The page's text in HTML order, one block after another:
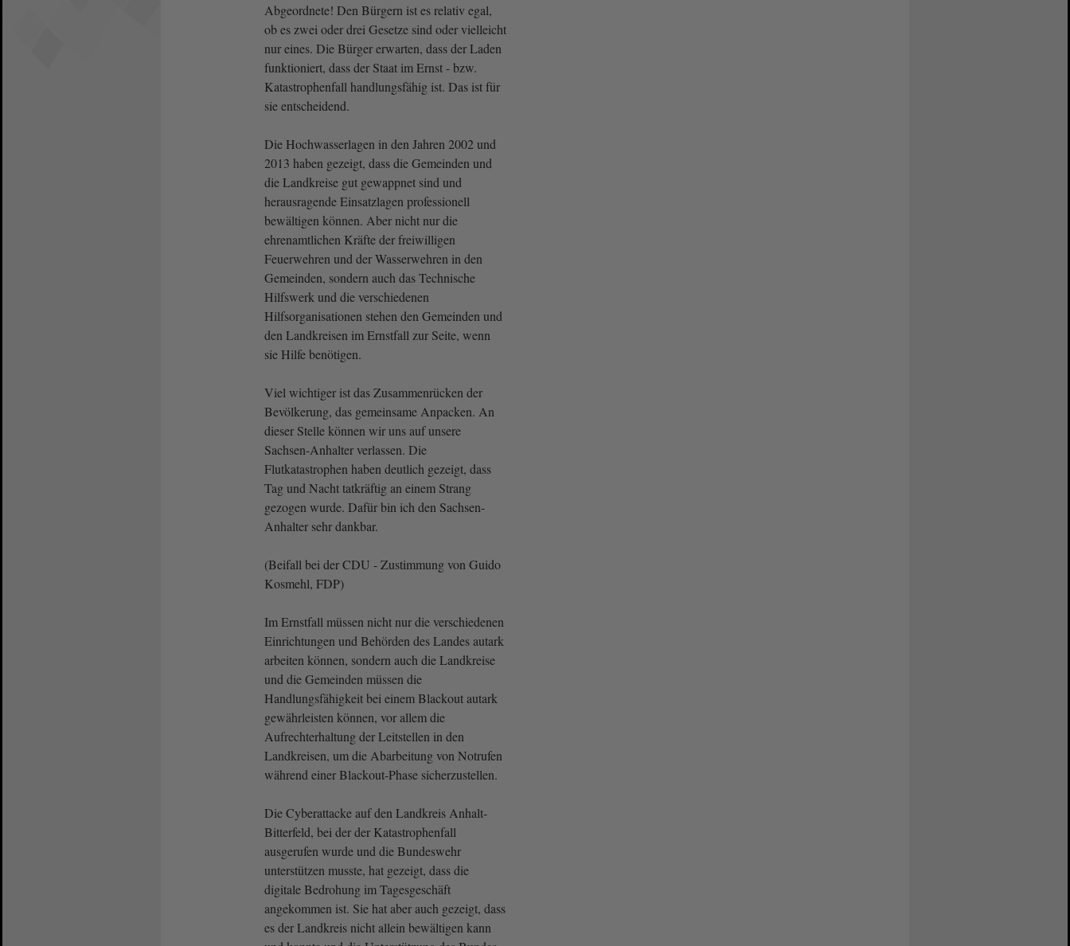
Abgeordnete! Den Bürgern ist es relativ egal,
ob es zwei oder drei Gesetze sind oder vielleicht
nur eines. Die Bürger erwarten, dass der Laden
funktioniert, dass der Staat im Ernst - bzw.
Katastrophenfall handlungsfähig ist. Das ist für
sie entscheidend.
Die Hochwasserlagen in den Jahren 2002 und
2013 haben gezeigt, dass die Gemeinden und
die Landkreise gut gewappnet sind und
herausragende Einsatzlagen professionell
bewältigen können. Aber nicht nur die
ehrenamtlichen Kräfte der freiwilligen
Feuerwehren und der Wasserwehren in den
Gemeinden, sondern auch das Technische
Hilfswerk und die verschiedenen
Hilfsorganisationen stehen den Gemeinden und
den Landkreisen im Ernstfall zur Seite, wenn
sie Hilfe benötigen.
Viel wichtiger ist das Zusammenrücken der
Bevölkerung, das gemeinsame Anpacken. An
dieser Stelle können wir uns auf unsere
Sachsen-Anhalter verlassen. Die
Flutkatastrophen haben deutlich gezeigt, dass
Tag und Nacht tatkräftig an einem Strang
gezogen wurde. Dafür bin ich den Sachsen-
Anhalter sehr dankbar.
(Beifall bei der CDU - Zustimmung von Guido
Kosmehl, FDP)
Im Ernstfall müssen nicht nur die verschiedenen
Einrichtungen und Behörden des Landes autark
arbeiten können, sondern auch die Landkreise
und die Gemeinden müssen die
Handlungsfähigkeit bei einem Blackout autark
gewährleisten können, vor allem die
Aufrechterhaltung der Leitstellen in den
Landkreisen, um die Abarbeitung von Notrufen
während einer Blackout-Phase sicherzustellen.
Die Cyberattacke auf den Landkreis Anhalt-
Bitterfeld, bei der der Katastrophenfall
ausgerufen wurde und die Bundeswehr
unterstützen musste, hat gezeigt, dass die
digitale Bedrohung im Tagesgeschäft
angekommen ist. Sie hat aber auch gezeigt, dass
es der Landkreis nicht allein bewältigen kann